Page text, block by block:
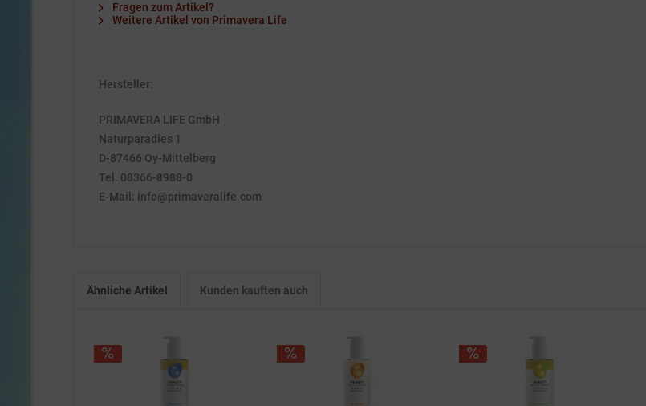
Fragen zum Artikel?
Weitere Artikel von Primavera Life
Hersteller:
PRIMAVERA LIFE GmbH
Naturparadies 1
D-87466 Oy-Mittelberg
Tel. 08366-8988-0
E-Mail: info@primaveralife.com
Ähnliche Artikel Kunden kauften auch